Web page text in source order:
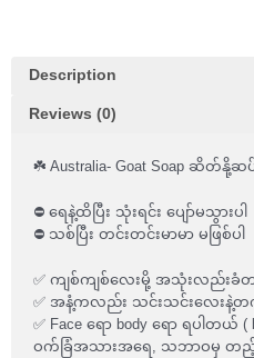
Description
Reviews (0)
☘️ Australia- Goat Soap ဆိတ်နို့ဆပ်
⛔️ ရေနဲ့ထိပြီး သုံးရင်း ပျော်မသွားပါ
⛔️ သစ်ပြီး တင်းတင်းမာမာ မဖြစ်ပါ
✅ ကျစ်ကျစ်လေးမို့ အသုံးလည်းခံ
✅ အနံ့ကလည်း သင်းသင်းလေးနဲ့တ
✅ Face ရော body ရော ရပါတယ်
ဝက်ခြံအသားအရေ, သဘာဝမှ